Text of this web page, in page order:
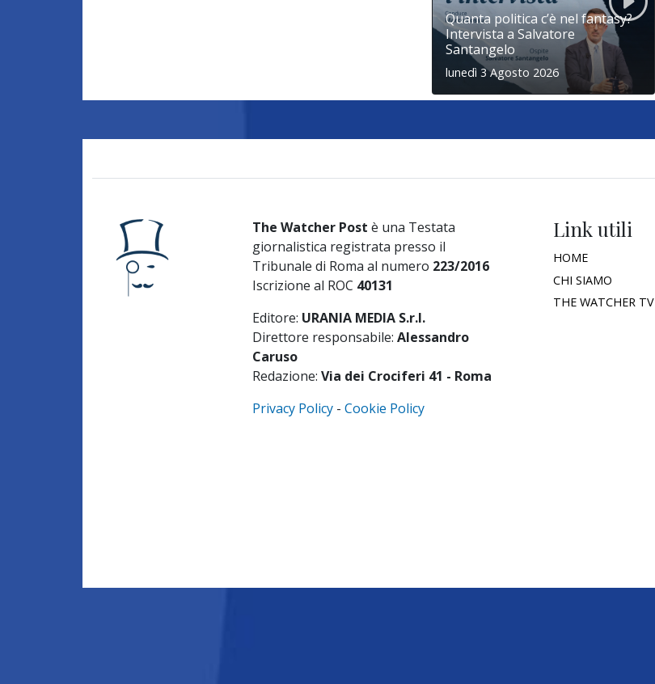
Quanta politica c’è nel fantasy?
Intervista a Salvatore
Santangelo
lunedì 3 Agosto 2026
The Watcher Post è una Testata
giornalistica registrata presso il
Tribunale di Roma al numero 223/2016
Iscrizione al ROC 40131
Editore: URANIA MEDIA S.r.l.
Direttore responsabile: Alessandro
Caruso
Redazione: Via dei Crociferi 41 - Roma
Privacy Policy - Cookie Policy
Link utili
HOME
CHI SIAMO
THE WATCHER TV